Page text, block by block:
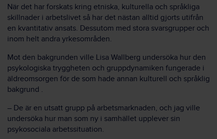
När det har forskats kring etniska, kulturella och språkliga
skillnader i arbetslivet så har det nästan alltid gjorts utifrån
en kvantitativ ansats. Dessutom med stora svarsgrupper och
inom helt andra yrkesområden.
Mot den bakgrunden ville Lisa Wallberg undersöka hur den
psykologiska tryggheten och gruppdynamiken fungerade i
äldreomsorgen för de som hade annan kulturell och språklig
bakgrund .
– De är en utsatt grupp på arbetsmarknaden, och jag ville
undersöka hur man som ny i samhället upplever sin
psykosociala arbetssituation.